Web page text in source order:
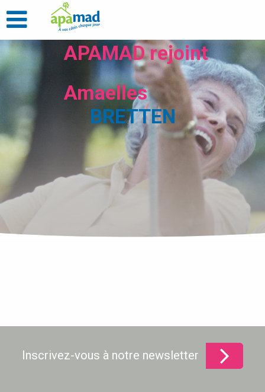
APAMAD rejoint
Amaelles
BRETTEN
Inscrivez-vous à notre newsletter